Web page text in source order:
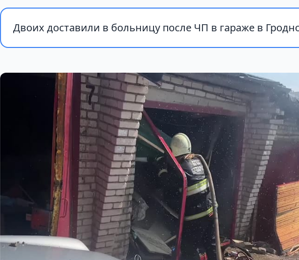
Двоих доставили в больницу после ЧП в гараже в